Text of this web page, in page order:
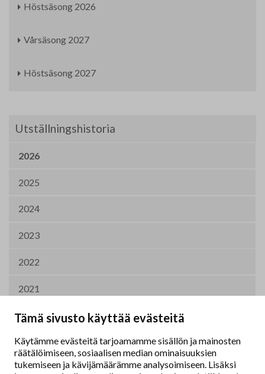
Tämä sivusto käyttää evästeitä
Käytämme evästeitä tarjoamamme sisällön ja mainosten
räätälöimiseen, sosiaalisen median ominaisuuksien
tukemiseen ja kävijämäärämme analysoimiseen. Lisäksi
Höstsäsong 2026
Vårsäsong 2027
Höstsäsong 2027
Utställningshistoria
2026
2025
2024
2023
2022
2021
2020
2019
2011